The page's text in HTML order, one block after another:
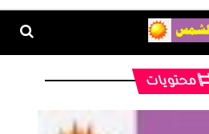
محتويات